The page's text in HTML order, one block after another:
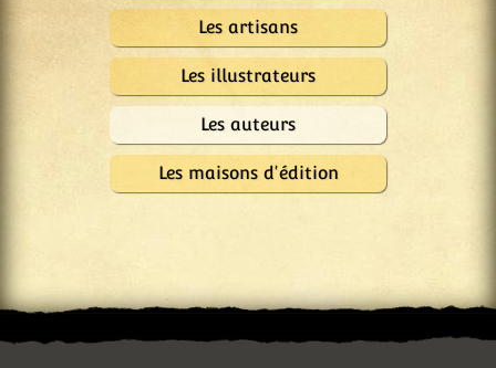
Les artisans
Les illustrateurs
Les auteurs
Les maisons d'édition